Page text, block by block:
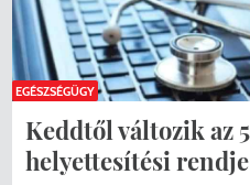
Keddtől változik az
helyettesítési rendje
EGÉSZSÉGÜGY